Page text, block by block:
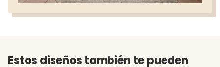
Estos diseños también te pueden